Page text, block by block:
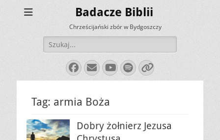
Badacze Biblii
Chrześcijański zbór w Bydgoszczy
Szukaj:
Facebook
E-
mail
YouTube
Spotify
Link
Tag: armia Boża
Dobry żołnierz Jezusa